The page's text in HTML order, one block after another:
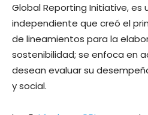
Global Reporting Initiative, es
independiente que creó el
de lineamientos para la
sostenibilidad; se enfoca en
desean evaluar su
y social.